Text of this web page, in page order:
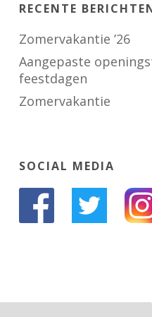
RECENTE
Zomervakantie ’26
Aangepaste
feestdagen
Zomervakantie
SOCIAL MEDIA